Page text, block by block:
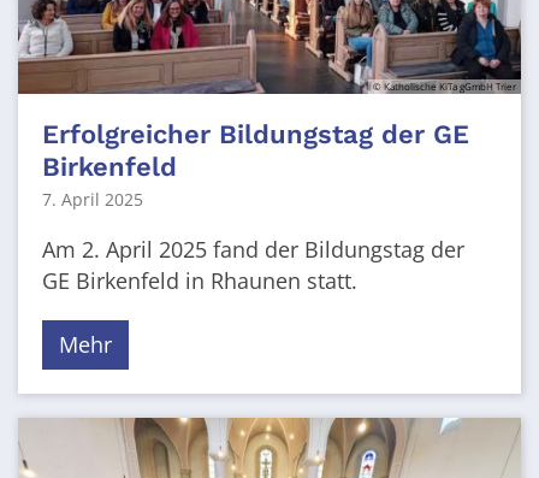
© Katholische KiTa gGmbH Trier
Erfolgreicher Bildungstag der GE
Birkenfeld
7. April 2025
Am 2. April 2025 fand der Bildungstag der
GE Birkenfeld in Rhaunen statt.
Mehr